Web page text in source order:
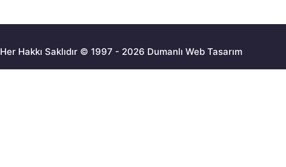
Her Hakkı Saklıdır © 1997 - 2026 Dumanlı Web Tasarım